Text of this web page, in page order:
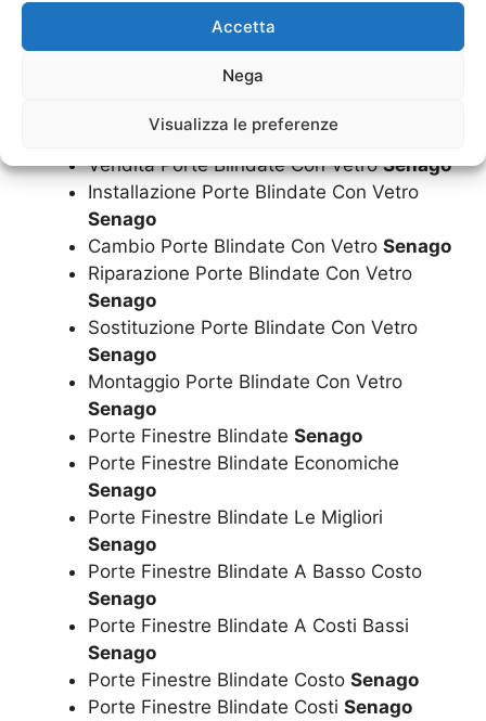
Accetta
Nega
Visualizza le preferenze
In Zona Porte Blindate Con VetroSenago
Vicino Porte Blindate Con Vetro
Senago
Vendita Porte Blindate Con VetroSenago
Installazione Porte Blindate Con Vetro
Senago
Cambio Porte Blindate Con Vetro Senago
Riparazione Porte Blindate Con Vetro
Senago
Sostituzione Porte Blindate Con Vetro
Senago
Montaggio Porte Blindate Con Vetro
Senago
Porte Finestre Blindate Senago
Porte Finestre Blindate Economiche
Senago
Porte Finestre Blindate Le Migliori
Senago
Porte Finestre Blindate A Basso Costo
Senago
Porte Finestre Blindate A Costi Bassi
Senago
Porte Finestre Blindate Costo Senago
Porte Finestre Blindate Costi Senago